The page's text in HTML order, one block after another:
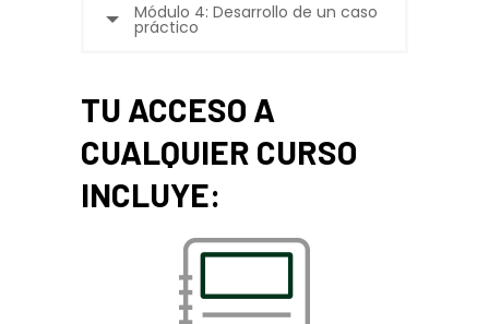
Módulo 4: Desarrollo de un caso
práctico
TU ACCESO A
CUALQUIER CURSO
INCLUYE: